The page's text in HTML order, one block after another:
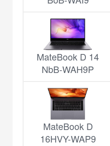
MateBook D 14
NbB-WAH9P
MateBook D
16HVY-WAP9